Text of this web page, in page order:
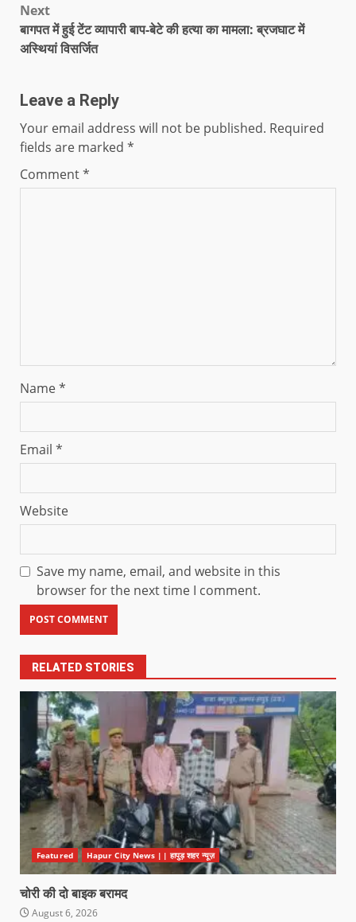
Next
बागपत में हुई टेंट व्यापारी बाप-बेटे की हत्या का मामला: ब्रजघाट में
अस्थियां विसर्जित
Leave a Reply
Your email address will not be published. Required
fields are marked *
Comment*
Name*
Email *
Website
Save my name, email, and website in this
browser for the next time I comment.
RELATED STORIES
Featured Hapur City News || हापुड़ शहर न्यूज़
चोरी की दो बाइक बरामद
August 6, 2026